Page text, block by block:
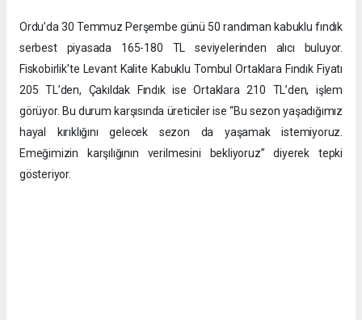
Ordu’da 30 Temmuz Perşembe günü 50 randıman kabuklu fındık
serbest piyasada 165-180 TL seviyelerinden alıcı buluyor.
Fiskobirlik’te Levant Kalite Kabuklu Tombul Ortaklara Fındık Fiyatı
205 TL’den, Çakıldak Fındık ise Ortaklara 210 TL’den, işlem
görüyor. Bu durum karşısında üreticiler ise “Bu sezon yaşadığımız
hayal kırıklığını gelecek sezon da yaşamak istemiyoruz.
Emeğimizin karşılığının verilmesini bekliyoruz” diyerek tepki
gösteriyor.